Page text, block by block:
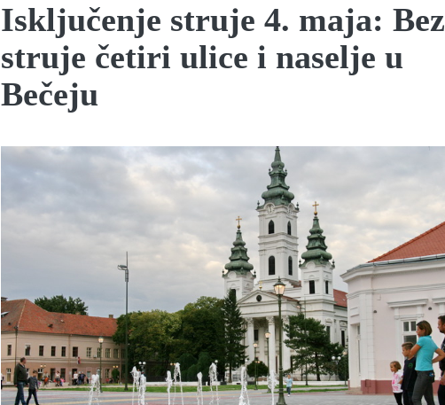
Isključenje struje 4. maja: Bez
struje četiri ulice i naselje u
Bečeju